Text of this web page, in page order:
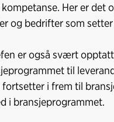
Her er det
og bedrifter som
er også svært
til
fortsetter i frem til
i bransjeprogrammet.